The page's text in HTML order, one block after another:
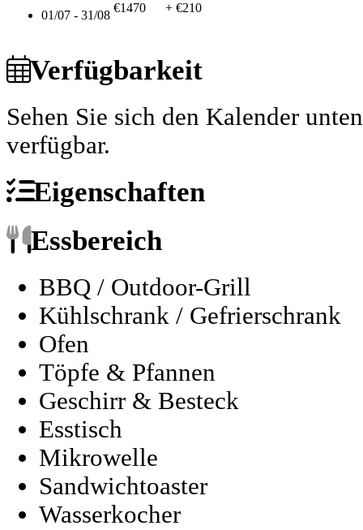
01/07 - 31/08
€1470 + €210
Verfügbarkeit
Sehen Sie sich den Kalender
verfügbar.
Eigenschaften
Essbereich
BBQ / Outdoor-Grill
Kühlschrank / Gefrierschrank
Ofen
Töpfe & Pfannen
Geschirr & Besteck
Esstisch
Mikrowelle
Sandwichtoaster
Wasserkocher